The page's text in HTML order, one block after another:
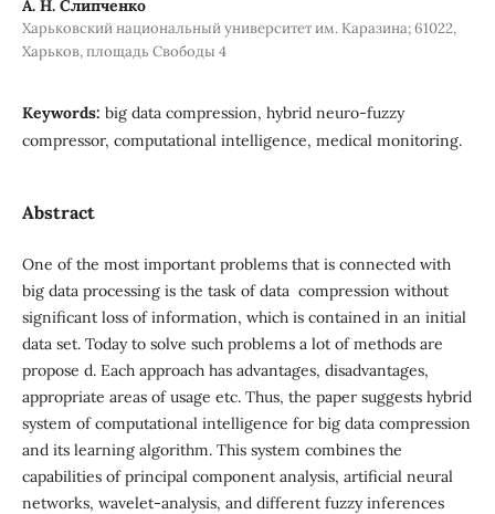
А. Н. Слипченко
Харьковский национальный университет им. Каразина; 61022,
Харьков, площадь Свободы 4
Keywords: big data compression, hybrid neuro-fuzzy
compressor, computational intelligence, medical monitoring.
Abstract
One of the most important problems that is connected with
big data processing is the task of data compression without
significant loss of information, which is contained in an initial
data set. Today to solve such problems a lot of methods are
propose d. Each approach has advantages, disadvantages,
appropriate areas of usage etc. Thus, the paper suggests hybrid
system of computational intelligence for big data compression
and its learning algorithm. This system combines the
capabilities of principal component analysis, artificial neural
networks, wavelet-analysis, and different fuzzy inferences